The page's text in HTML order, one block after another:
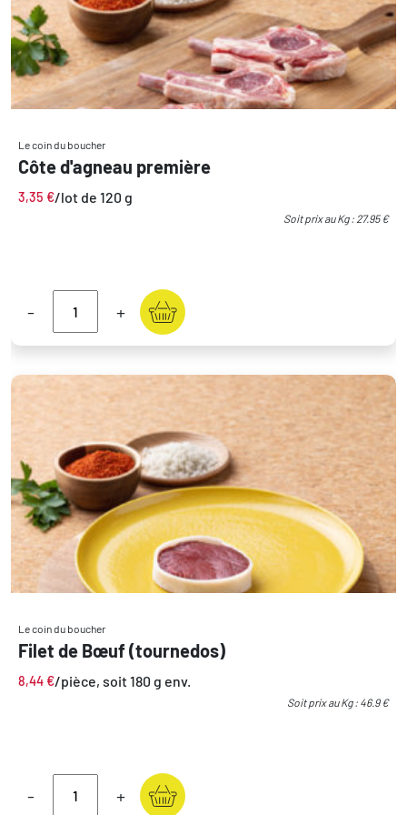
Le coin du boucher
Côte d'agneau première
3,35 €/lot de 120 g
Soit prix au Kg : 27.95 €
- +
Le coin du boucher
Filet de Bœuf (tournedos)
8,44 €/pièce, soit 180 g env.
Soit prix au Kg : 46.9 €
- +